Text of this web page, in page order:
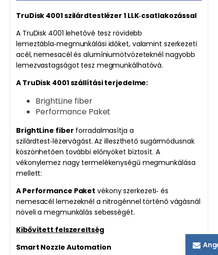
TruDisk 4001 szilárdtestlézer 1 LLK‑csatlakozással
A TruDisk 4001 lehetővé tesz rövidebb
lemeztábla‑megmunkálási időket, valamint szerkezeti
acél, nemesacél és alumíniumötvözeteknél nagyobb
lemezvastagságot tesz megmunkálhatóvá.
A TruDisk 4001 szállítási terjedelme:
BrightLine fiber
Performance Paket
BrightLine fiber forradalmasítja a
szilárdtest‑lézervágást. Az illeszthető sugármódusnak
köszönhetően további előnyöket biztosít. A
vékonylemez nagy termelékenységű megmunkálása
mellett:
A Performance Paket vékony szerkezeti‑ és
nemesacél lemezeknél a nitrogénnel történő vágásnál
növeli a megmunkálás sebességét.
Kibővített felszereltség
Smart Nozzle Automation